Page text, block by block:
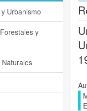
Urbanismo
y